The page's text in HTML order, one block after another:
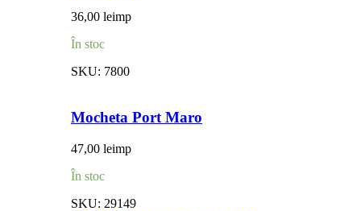
36,00 leimp
În stoc
SKU: 7800
Mocheta Port Maro
47,00 leimp
În stoc
SKU: 29149